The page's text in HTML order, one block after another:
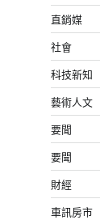
直銷媒
社會
科技新知
藝術人文
要聞
要聞
財經
車訊房市